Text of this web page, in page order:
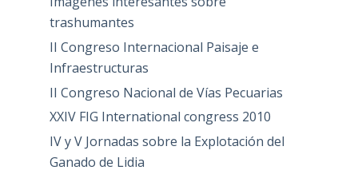
trashumantes
II Congreso Internacional Paisaje e
Infraestructuras
II Congreso Nacional de Vías Pecuarias
XXIV FIG International congress 2010
IV y V Jornadas sobre la Explotación del
Ganado de Lidia